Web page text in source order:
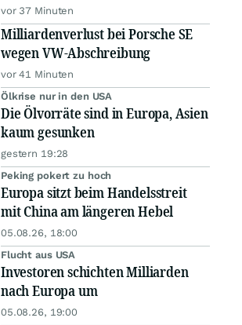
vor 37 Minuten
Milliardenverlust bei Porsche SE
wegen VW-Abschreibung
vor 41 Minuten
Ölkrise nur in den USA
Die Ölvorräte sind in Europa, Asien
kaum gesunken
gestern 19:28
Peking pokert zu hoch
Europa sitzt beim Handelsstreit
mit China am längeren Hebel
05.08.26, 18:00
Flucht aus USA
Investoren schichten Milliarden
nach Europa um
05.08.26, 19:00